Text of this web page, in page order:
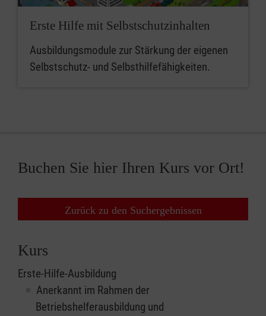
Erste Hilfe mit Selbstschutzinhalten
Ausbildungsmodule zur Stärkung der eigenen
Selbstschutz- und Selbsthilfefähigkeiten.
Buchen Sie hier Ihren Kurs vor Ort!
Zurück zu den Suchergebnissen
Kurs
Erste-Hilfe-Ausbildung
Anerkannt im Rahmen der
Betriebshelferausbildung und